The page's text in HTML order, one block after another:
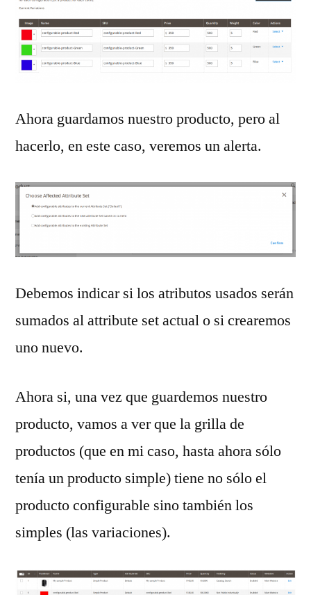
Ahora guardamos nuestro producto, pero al
hacerlo, en este caso, veremos un alerta.
Debemos indicar si los atributos usados serán
sumados al attribute set actual o si crearemos
uno nuevo.
Ahora si, una vez que guardemos nuestro
producto, vamos a ver que la grilla de
productos (que en mi caso, hasta ahora sólo
tenía un producto simple) tiene no sólo el
producto configurable sino también los
simples (las variaciones).